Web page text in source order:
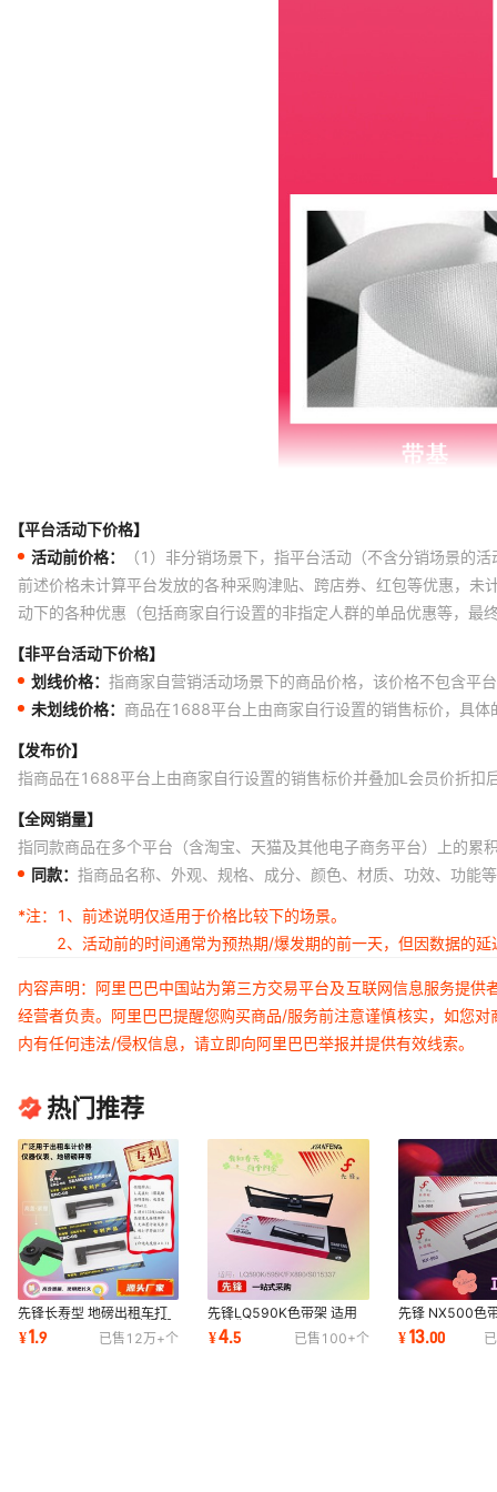
【平台活动下价格】
活动前价格：
（1）非分销场景下，指平台活动（不含分销场景的
前述价格未计算平台发放的各种采购津贴、跨店券、红包等优惠，
动下的各种优惠（包括商家自行设置的非指定人群的单品优惠等，
【非平台活动下价格】
划线价格： 指商家自营销活动场景下的商品价格，该价格不包含平
未划线价格： 商品在1688平台上由商家自行设置的销售标价，具
【发布价】
指商品在1688平台上由商家自行设置的销售标价并叠加L会员价折扣
【全网销量】
指同款商品在多个平台（含淘宝、天猫及其他电子商务平台）上的累
同款： 指商品名称、外观、规格、成分、颜色、材质、功效、功能
*注：
1、前述说明仅适用于价格比较下的场景。
2、活动前的时间通常为预热期/爆发期的前一天，但因数据的
内容声明：阿里巴巴中国站为第三方交易平台及互联网信息服务提
经营者负责。阿里巴巴提醒您购买商品/服务前注意谨慎核实，如您
内有任何违法/侵权信息，请立即向阿里巴巴举报并提供有效线索。
热门推荐
先锋长寿型 地磅出租车打
印机色带ERC05 高盖紧绷
设计打印量倍增
¥1.9 已售 12万+个
先锋LQ590K色带架 适用
爱普生SO15337 FX890K
LQ595KII针打框带
¥4.5 已售 100+个
先锋 NX500色
达中盈NX510
BP650 700
¥13.00